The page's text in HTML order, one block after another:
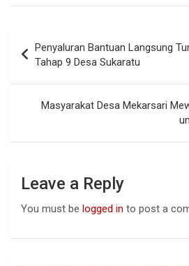
ce
o
o
k
at
A
p
p
navigation
Penyaluran Bantuan Langsung
Tahap 9 Desa Sukaratu
Masyarakat Desa Mekarsari
Leave a Reply
You must be logged in to post a